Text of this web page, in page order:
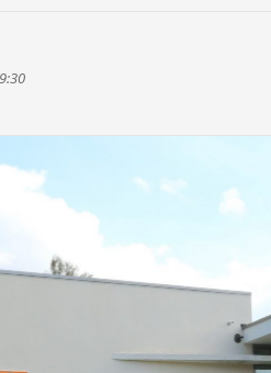
03 22 39 18 17
site du réseau lecture Nièvre et Somme